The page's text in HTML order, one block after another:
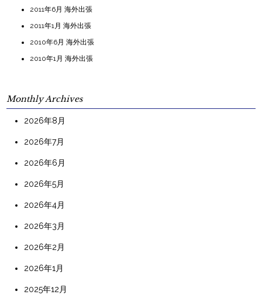
2011年6月 海外出張
2011年1月 海外出張
2010年6月 海外出張
2010年1月 海外出張
Monthly Archives
2026年8月
2026年7月
2026年6月
2026年5月
2026年4月
2026年3月
2026年2月
2026年1月
2025年12月